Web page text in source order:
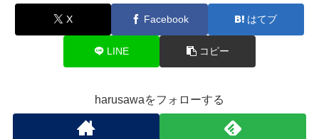
X Facebook はてブ
LINE コピー
harusawaをフォローする